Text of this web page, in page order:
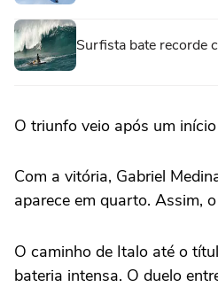
Surfista bate recorde
O triunfo veio após um
Com a vitória, Gabriel
aparece em quarto. Assim,
O caminho de Italo até o
bateria intensa. O duelo